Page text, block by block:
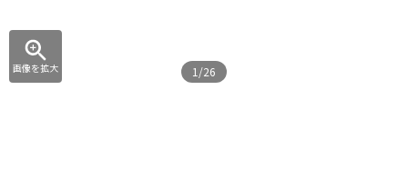
画像を拡大 1/26